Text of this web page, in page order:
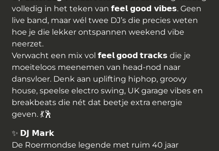
volledig in het teken van 𝗳𝗲𝗲𝗹 𝗴𝗼𝗼𝗱 𝘃𝗶𝗯𝗲𝘀. Geen
live band, maar wél twee DJ’s die precies weten
hoe je die lekker ontspannen weekend vibe
neerzet.
Verwacht een mix vol 𝗳𝗲𝗲𝗹 𝗴𝗼𝗼𝗱 𝘁𝗿𝗮𝗰𝗸𝘀 die je
moeiteloos meenemen van head-nod naar
dansvloer. Denk aan uplifting hiphop, groovy
house, speelse electro swing, UK garage vibes en
breakbeats die nét dat beetje extra energie
geven. 💃🕺
✨ 𝗗𝗝 𝗠𝗮𝗿𝗸
De Roermondse legende met ruim 40 jaar